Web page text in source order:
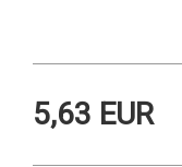
5,63 EUR